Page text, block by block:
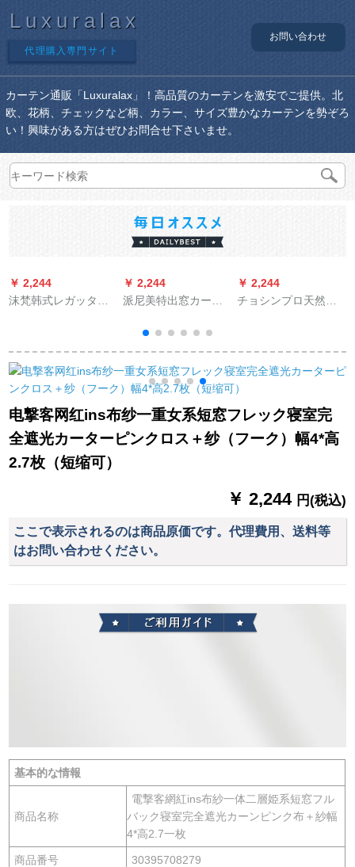
Luxuralax
代理購入専門サイト
お問い合わせ
カーテン通販「Luxuralax」！高品質のカーテンを激安でご提供。北
欧、花柄、チェックなど柄、カラー、サイズ豊かなカーテンを勢ぞろ
い！興味がある方はぜひお問合せ下さいませ。
￥ 2,244
沫梵韩式レガッタテ
ンテーンンテーンン
テーンンン出窓アマ
カリンショーウィン
ドウの白いレガッタ
テーン2.8幅X 2.5メー
トル高X 1枚（フック/
穿棒通用）
￥ 2,244
派尼美特出窓カード
にして連結したので
す。寝室の窓台の短
いつり下げ式レアル
小森系小カロリーテ
ーン1.2枚*1.2高(単
元)纯灰色-送り棒
￥ 2,244
チョシンプロ天然素
ーテテンン木の叶寝
室レカースススス窓
竹节刺繍落叶纱无料
フーク加工、打孔毎
メールトラスト10元
电撃客网红ins布纱一重女系短窓フレック寝室完
全遮光カーターピンクロス＋纱（フーク）幅4*高
2.7枚（短缩可）
￥ 2,244 円(税込)
ここで表示されるのは商品原価です。代理費用、送料等
はお問い合わせください。
基本的な情報
商品名称
電撃客網紅ins布紗一体二層姫系短窓フル
バック寝室完全遮光カーンピンク布＋紗幅
4*高2.7一枚
商品番号 30395708279